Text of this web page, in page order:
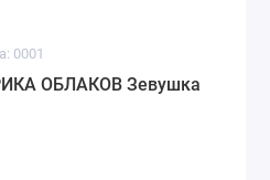
0001
ОБЛАКОВ Зевушка